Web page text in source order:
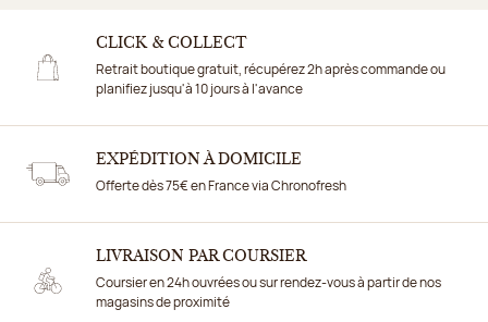
CLICK & COLLECT
Retrait boutique gratuit, récupérez 2h après commande ou
planifiez jusqu'à 10 jours à l'avance
EXPÉDITION À DOMICILE
Offerte dès 75€ en France via Chronofresh
LIVRAISON PAR COURSIER
Coursier en 24h ouvrées ou sur rendez-vous à partir de nos
magasins de proximité